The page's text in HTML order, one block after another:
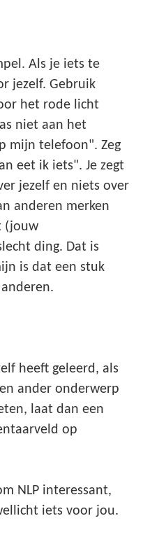
Als je iets te
jezelf. Gebruik
het rode licht
niet aan het
mijn telefoon". Zeg
eet ik iets". Je zegt
jezelf en niets over
anderen merken
(jouw
ding. Dat is
is dat een stuk
heeft geleerd, als
ander onderwerp
laat dan een
op
NLP interessant,
iets voor jou.